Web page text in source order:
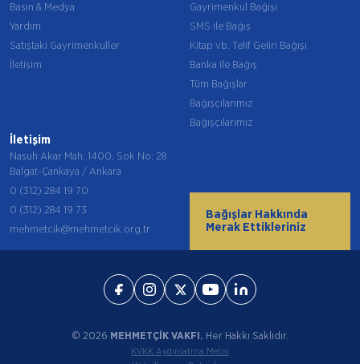
Basın & Medya
Yardım
Satıştaki Gayrimenkuller
İletişim
Gayrimenkul Bağışı
SMS ile Bağış
Kitap vb. Telif Geliri Bağışı
Banka ile Bağış
Tüm Bağışlar
Bağışçılarımız
Bağışçılarımız
İletişim
Nasuh Akar Mah. 1400. Sok No: 28
Balgat-Çankaya / Ankara
0 (312) 284 19 70
0 (312) 284 19 73
mehmetcik@mehmetcik.org.tr
Bağışlar Hakkında
Merak Ettikleriniz
© 2026 MEHMETÇİK VAKFI. Her Hakkı Saklıdır.
KVKK Aydınlatma Metni